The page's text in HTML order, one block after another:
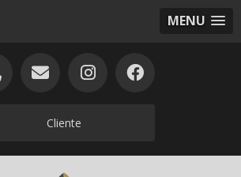
MENU
Cliente